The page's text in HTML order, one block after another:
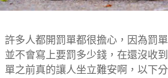
許多人都開罰單都很擔心，因為罰
並不會寫上要罰多少錢，在還沒收
單之前真的讓人坐立難安啊，以下